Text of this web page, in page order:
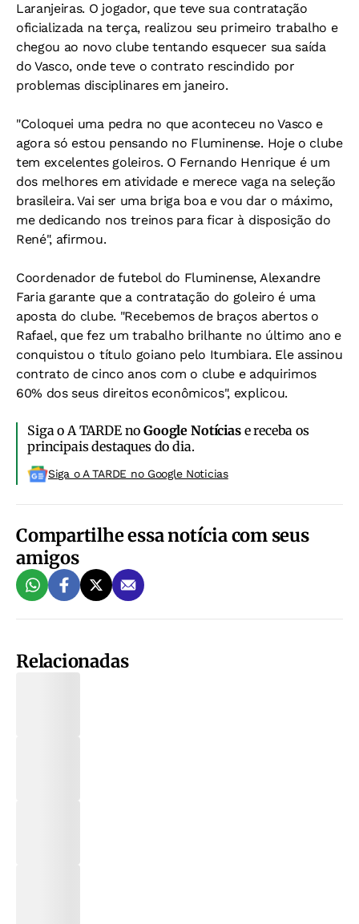
Laranjeiras. O jogador, que teve sua contratação
oficializada na terça, realizou seu primeiro trabalho e
chegou ao novo clube tentando esquecer sua saída
do Vasco, onde teve o contrato rescindido por
problemas disciplinares em janeiro.
"Coloquei uma pedra no que aconteceu no Vasco e
agora só estou pensando no Fluminense. Hoje o clube
tem excelentes goleiros. O Fernando Henrique é um
dos melhores em atividade e merece vaga na seleção
brasileira. Vai ser uma briga boa e vou dar o máximo,
me dedicando nos treinos para ficar à disposição do
René", afirmou.
Coordenador de futebol do Fluminense, Alexandre
Faria garante que a contratação do goleiro é uma
aposta do clube. "Recebemos de braços abertos o
Rafael, que fez um trabalho brilhante no último ano e
conquistou o título goiano pelo Itumbiara. Ele assinou
contrato de cinco anos com o clube e adquirimos
60% dos seus direitos econômicos", explicou.
Siga o A TARDE noGoogle Notíciase receba os
principais destaques do dia.
Siga o A TARDE no Google Noticias
Compartilhe essa notícia com seus
amigos
Relacionadas